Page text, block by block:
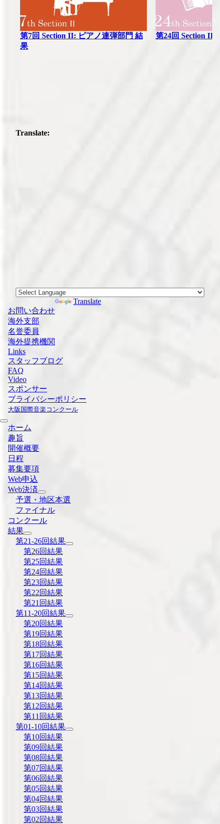
第7回 Section II: ピアノ連弾部門 結
果
第24回 Section II:
Translate:
Translate
お問い合わせ
海外支部
名誉委員
海外提携機関
Links
スタッフブログ
FAQ
Video
スポンサー
プライバシーポリシー
大阪国際音楽コンクール
ホーム
趣旨
開催概要
日程
募集要項
Web申込
Web決済
予選・地区本選
ファイナル
コンクール
結果
第21-26回結果
第26回結果
第25回結果
第24回結果
第23回結果
第22回結果
第21回結果
第11-20回結果
第20回結果
第19回結果
第18回結果
第17回結果
第16回結果
第15回結果
第14回結果
第13回結果
第12回結果
第11回結果
第01-10回結果
第10回結果
第09回結果
第08回結果
第07回結果
第06回結果
第05回結果
第04回結果
第03回結果
第02回結果